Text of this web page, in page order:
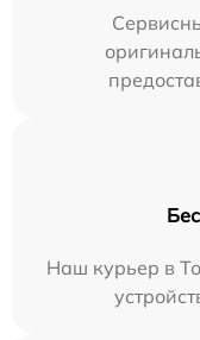
Наш курьер в